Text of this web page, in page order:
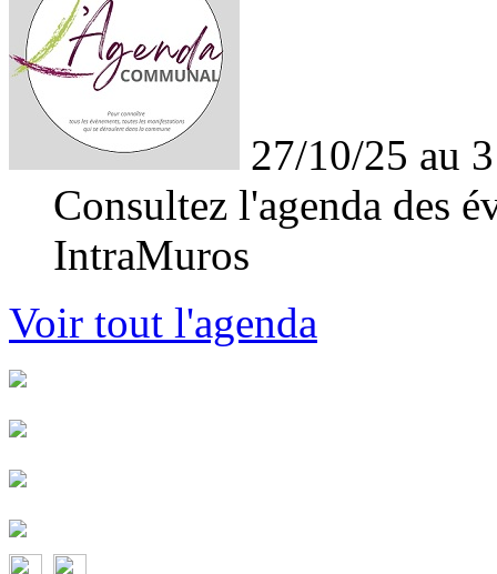
27/10/25 au
Consultez l'agenda des
IntraMuros
Voir tout l'agenda